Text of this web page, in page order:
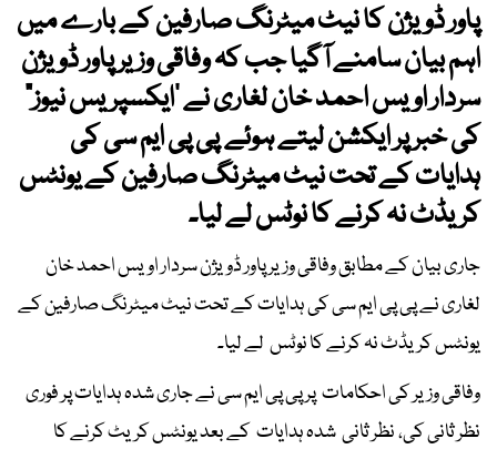
پاور ڈویژن کا نیٹ میٹرنگ صارفین کے بارے میں
اہم بیان سامنے آگیا جب کہ وفاقی وزیر پاور ڈویژن
سردار اویس احمد خان لغاری نے 'ایکسپریس نیوز"
کی خبر پر ایکشن لیتے ہوئے پی پی ایم سی کی
ہدایات کے تحت نیٹ میٹرنگ صارفین کے یونٹس
کریڈٹ نہ کرنے کا نوٹس لے لیا۔
جاری بیان کے مطابق وفاقی وزیر پاور ڈویژن سردار اویس احمد خان
لغاری نے پی پی ایم سی کی ہدایات کے تحت نیٹ میٹرنگ صارفین کے
یونٹس کریڈٹ نہ کرنے کا نوٹس لے لیا۔
وفاقی وزیر کی احکامات پر پی پی ایم سی نے جاری شدہ ہدایات پر فوری
نظر ثانی کی، نظر ثانی شدہ ہدایات کے بعد یونٹس کریٹ کرنے کا